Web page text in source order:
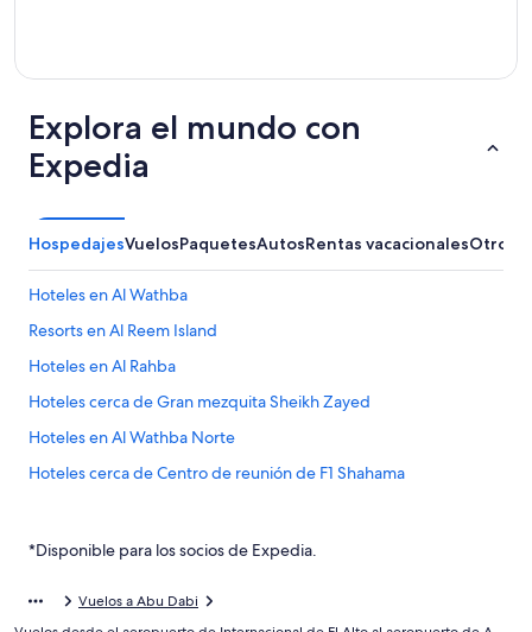
Explora el mundo con
Expedia
HospedajesVuelosPaquetesAutosRentas vacacionalesOtros
Hoteles en Al Wathba
Resorts en Al Reem Island
Hoteles en Al Rahba
Hoteles cerca de Gran mezquita Sheikh Zayed
Hoteles en Al Wathba Norte
Hoteles cerca de Centro de reunión de F1 Shahama
Hoteles cerca de Khalifa Park
Hoteles 1 estrella en Isla de Yas
*Disponible para los socios de Expedia.
Vuelos a Abu Dabi